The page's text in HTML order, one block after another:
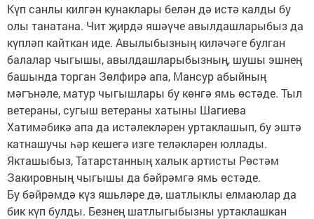
Күп санлы килгән кунаклары белән дә истә калды бу
олы танатана. Чит җирдә яшәүче авылдашларыбыз да
күпләп кайткан иде. Авылыбызның киләчәге булган
балалар чыгышы, авылдашларыбызның, шушы эшнең
башында торган Зөлфирә апа, Мансур абыйның
мәгънәле, матур чыгышлары бу көнгә ямь өстәде. Тыл
ветераны, сугыш ветераны хатыны Шагиева
Хатимәбикә апа да истәлекләрен уртаклашып, бу эштә
катнашучы һәр кешегә изге теләкләрен юллады.
Якташыбыз, Татарстанның халык артисты Рөстәм
Закировның чыгышы да бәйрәмгә ямь өстәде.
Бу бәйрәмдә күз яшьләре дә, шатлыклы елмаюлар да
бик күп булды. Безнең шатлыгыбызны уртаклашкан